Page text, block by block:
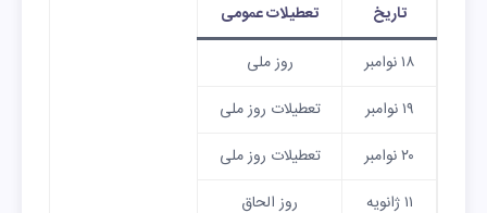
تاریخ
تعطیلات عمومی
۱۸ نوامبر
روز ملی
۱۹ نوامبر
تعطیلات روز ملی
۲۰ نوامبر
تعطیلات روز ملی
۱۱ ژانویه
روز الحاق